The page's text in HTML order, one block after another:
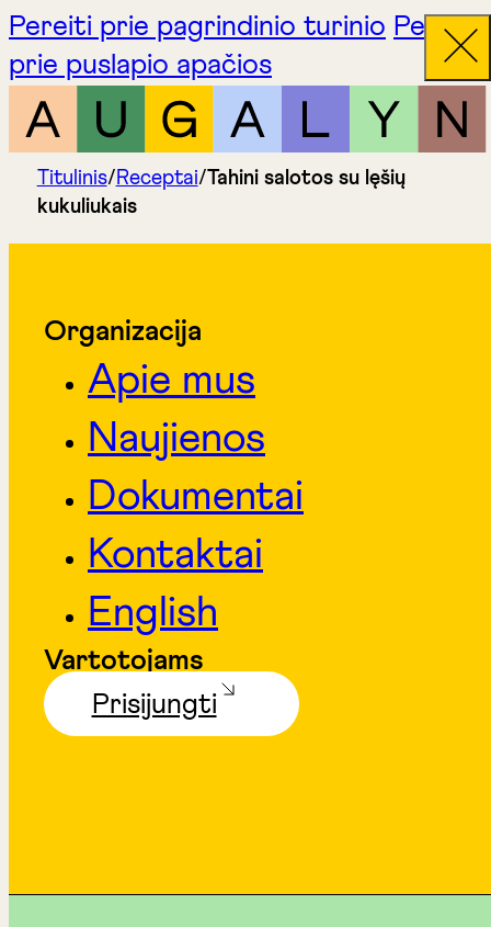
Pereiti prie pagrindinio turinio Pereiti
prie puslapio apačios
Titulinis/Receptai/Tahini salotos su lęšių
kukuliukais
Organizacija
Apie mus
Naujienos
Dokumentai
Kontaktai
English
Vartotojams
Prisijungti